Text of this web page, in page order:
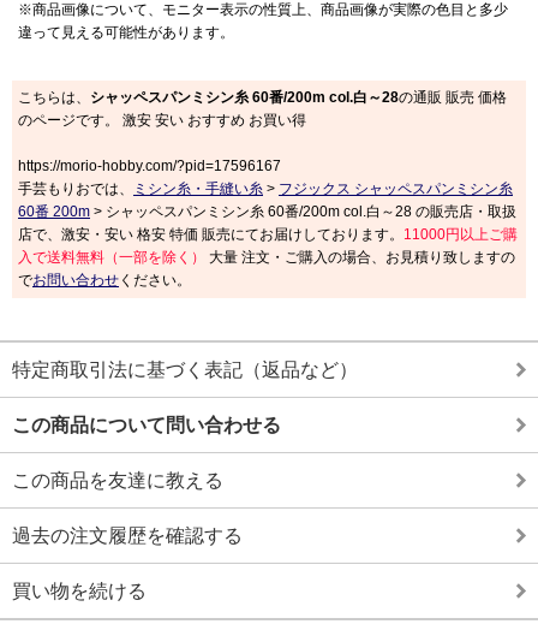
※商品画像について、モニター表示の性質上、商品画像が実際の色目と多少
違って見える可能性があります。
こちらは、 シャッペスパンミシン糸 60番/200m col.白～28の通販 販売 価格
のページです。 激安 安い おすすめ お買い得
https://morio-hobby.com/?pid=17596167
手芸もりおでは、
ミシン糸・手縫い糸 > フジックス シャッペスパンミシン糸
60番 200m > シャッペスパンミシン糸 60番/200m col.白～28 の販売店・取扱
店で、激安・安い 格安 特価 販売にてお届けしております。 11000円以上ご購
入で送料無料（一部を除く）
大量 注文・ご購入の場合、お見積り致しますの
でお問い合わせ ください。
特定商取引法に基づく表記（返品など）
この商品について問い合わせる
この商品を友達に教える
過去の注文履歴を確認する
買い物を続ける